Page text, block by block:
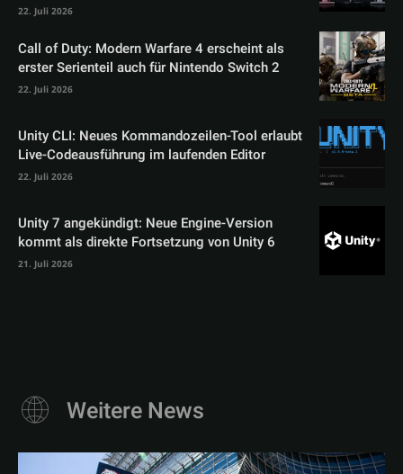
22. Juli 2026
Call of Duty: Modern Warfare 4 erscheint als
erster Serienteil auch für Nintendo Switch 2
22. Juli 2026
Unity CLI: Neues Kommandozeilen-Tool erlaubt
Live-Codeausführung im laufenden Editor
22. Juli 2026
Unity 7 angekündigt: Neue Engine-Version
kommt als direkte Fortsetzung von Unity 6
21. Juli 2026
Weitere News